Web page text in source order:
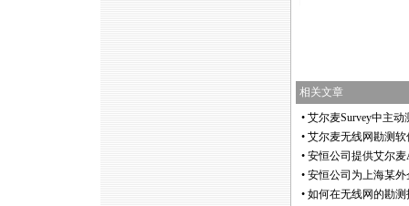
相关文章
• 艾尔麦Survey中主动
• 艾尔麦无线网勘测软
• 安恒公司提供艾尔
• 安恒公司为上海某
• 如何在无线网的勘